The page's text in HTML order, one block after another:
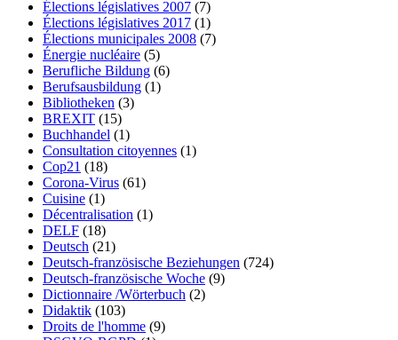
Élections législatives 2007 (7)
Élections législatives 2017 (1)
Élections municipales 2008 (7)
Énergie nucléaire (5)
Berufliche Bildung (6)
Berufsausbildung (1)
Bibliotheken (3)
BREXIT (15)
Buchhandel (1)
Consultation citoyennes (1)
Cop21 (18)
Corona-Virus (61)
Cuisine (1)
Décentralisation (1)
DELF (18)
Deutsch (21)
Deutsch-französische Beziehungen (724)
Deutsch-französische Woche (9)
Dictionnaire /Wörterbuch (2)
Didaktik (103)
Droits de l'homme (9)